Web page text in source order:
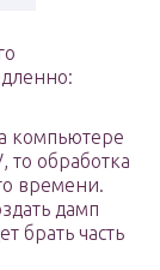
компьютере
обработка
времени.
дамп
брать часть